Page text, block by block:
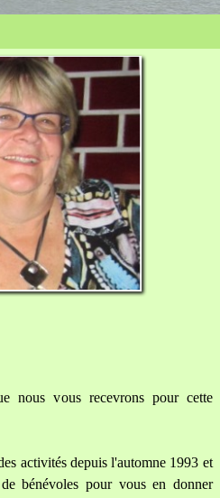
nous vous recevrons pour cette
activités depuis l'automne 1993 et
bénévoles pour vous en donner